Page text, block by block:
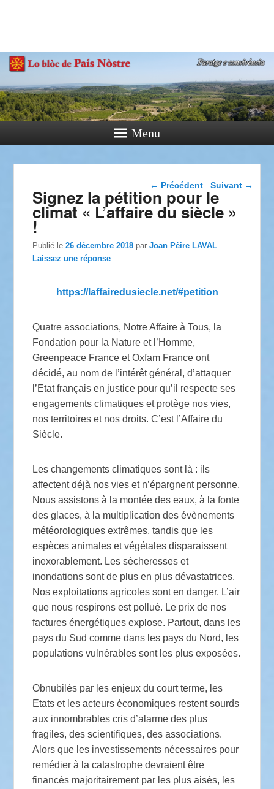
Paratge e Convivència
Menu
Navigation dans les
← Précédent Suivant →
Signez la pétition pour le
climat « L’affaire du siècle »
!
Publié le26 décembre 2018 parJoan Pèire LAVAL —
Laissez une réponse
https://laffairedusiecle.net/#petition
Quatre associations, Notre Affaire à Tous, la
Fondation pour la Nature et l’Homme,
Greenpeace France et Oxfam France ont
décidé, au nom de l’intérêt général, d’attaquer
l’Etat français en justice pour qu’il respecte ses
engagements climatiques et protège nos vies,
nos territoires et nos droits. C’est l’Affaire du
Siècle.
Les changements climatiques sont là : ils
affectent déjà nos vies et n’épargnent personne.
Nous assistons à la montée des eaux, à la fonte
des glaces, à la multiplication des évènements
météorologiques extrêmes, tandis que les
espèces animales et végétales disparaissent
inexorablement. Les sécheresses et
inondations sont de plus en plus dévastatrices.
Nos exploitations agricoles sont en danger. L’air
que nous respirons est pollué. Le prix de nos
factures énergétiques explose. Partout, dans les
pays du Sud comme dans les pays du Nord, les
populations vulnérables sont les plus exposées.
Obnubilés par les enjeux du court terme, les
Etats et les acteurs économiques restent sourds
aux innombrables cris d’alarme des plus
fragiles, des scientifiques, des associations.
Alors que les investissements nécessaires pour
remédier à la catastrophe devraient être
financés majoritairement par les plus aisés, les